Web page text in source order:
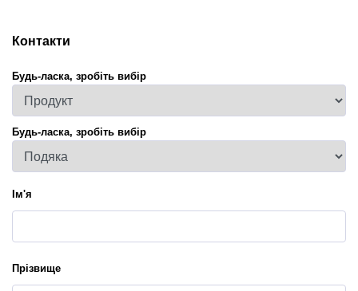
Контакти
Будь-ласка, зробіть вибір
Будь-ласка, зробіть вибір
Ім'я
Прізвище